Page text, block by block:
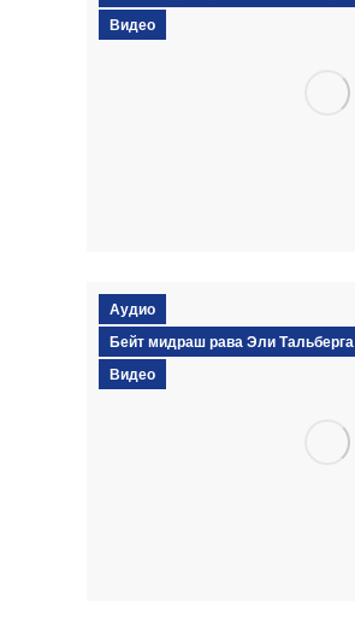
Видео
Аудио
Бейт мидраш рава Эли Тальберга
Видео